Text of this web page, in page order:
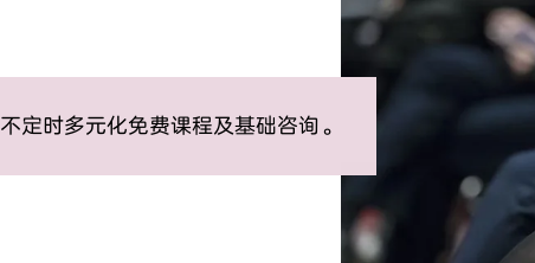
不定时多元化免费课程及基础咨询。